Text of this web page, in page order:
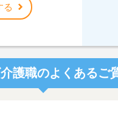
る
護職のよくあるご